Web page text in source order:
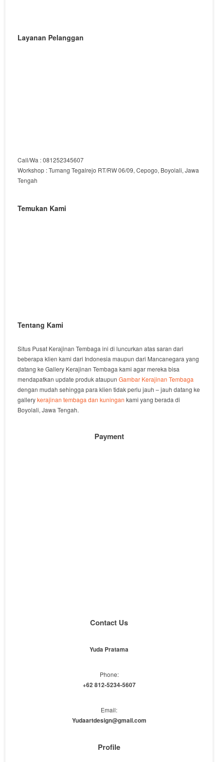
Layanan Pelanggan
Call/Wa : 081252345607
Workshop : Tumang Tegalrejo RT/RW 06/09, Cepogo, Boyolali, Jawa
Tengah
Temukan Kami
Tentang Kami
Situs Pusat Kerajinan Tembaga ini di luncurkan atas saran dari
beberapa klien kami dari Indonesia maupun dari Mancanegara yang
datang ke Gallery Kerajinan Tembaga kami agar mereka bisa
mendapatkan update produk ataupunGambar Kerajinan Tembaga
dengan mudah sehingga para klien tidak perlu jauh – jauh datang ke
gallerykerajinan tembaga dan kuningan kami yang berada di
Boyolali, Jawa Tengah.
Payment
Contact Us
Yuda Pratama
Phone:
+62 812-5234-5607
Email:
Yudaartdesign@gmail.com
Profile